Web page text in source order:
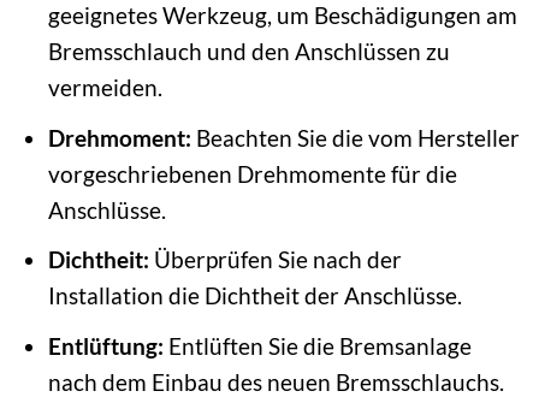
geeignetes Werkzeug, um Beschädigungen am
Bremsschlauch und den Anschlüssen zu
vermeiden.
Drehmoment: Beachten Sie die vom Hersteller
vorgeschriebenen Drehmomente für die
Anschlüsse.
Dichtheit: Überprüfen Sie nach der
Installation die Dichtheit der Anschlüsse.
Entlüftung: Entlüften Sie die Bremsanlage
nach dem Einbau des neuen Bremsschlauchs.